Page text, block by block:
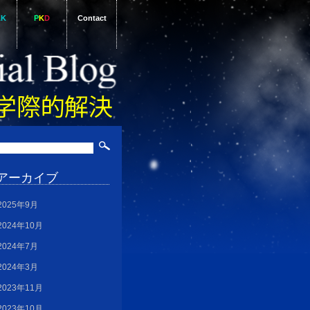
PKD Contact
ーカイブ
年9月
年10月
年7月
年3月
年11月